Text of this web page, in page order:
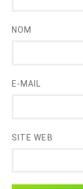
NOM
E-MAIL
SITE WEB